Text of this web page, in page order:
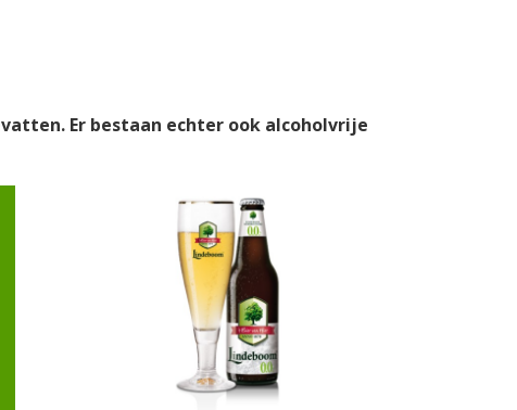
Er bestaan echter ook alcoholvrije